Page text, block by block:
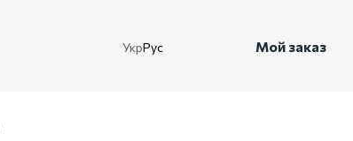
УкрРус Мой заказ